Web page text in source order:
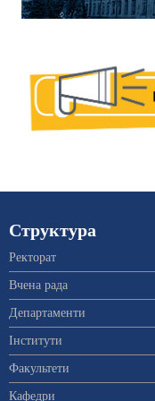
Структура
Ректорат
Вчена рада
Департаменти
Інститути
Факультети
Кафедри